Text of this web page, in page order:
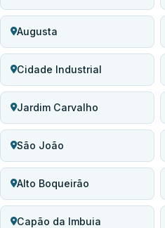
Augusta
Cidade Industrial
Jardim Carvalho
São João
Alto Boqueirão
Capão da Imbuia